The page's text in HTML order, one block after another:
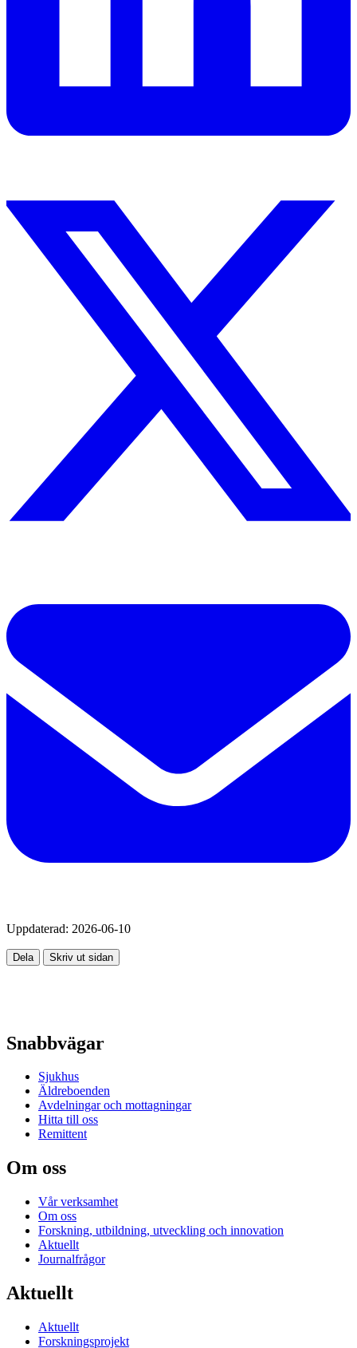
Uppdaterad: 2026-06-10
Dela Skriv ut sidan
Snabbvägar
Sjukhus
Äldreboenden
Avdelningar och mottagningar
Hitta till oss
Remittent
Om oss
Vår verksamhet
Om oss
Forskning, utbildning, utveckling och innovation
Aktuellt
Journalfrågor
Aktuellt
Aktuellt
Forskningsprojekt